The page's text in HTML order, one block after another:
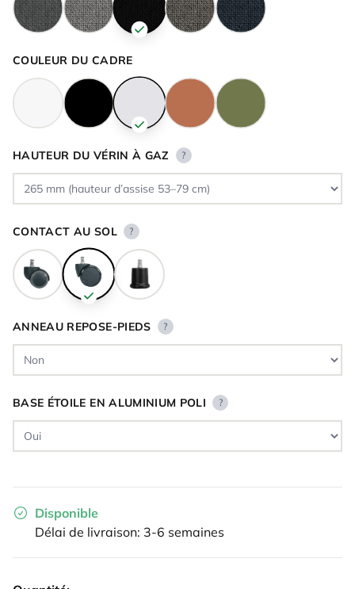
COULEUR DU CADRE
HAUTEUR DU VÉRIN À GAZ ?
CONTACT AU SOL ?
ANNEAU REPOSE-PIEDS ?
BASE ÉTOILE EN ALUMINIUM POLI ?
Disponible
Délai de livraison: 3-6 semaines